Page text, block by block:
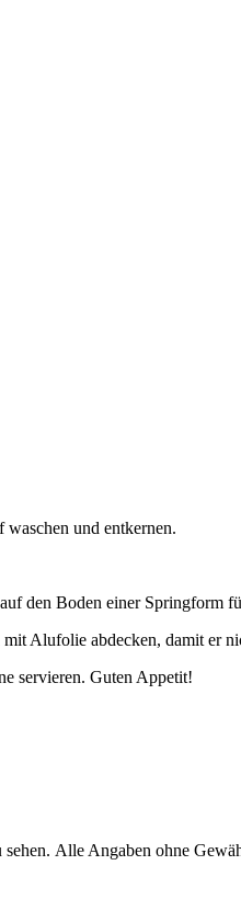
und entkernen.
den Boden einer Springform
Alufolie abdecken, damit er
servieren. Guten Appetit!
Alle Angaben ohne